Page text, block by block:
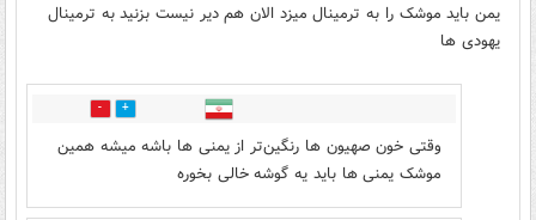
یمن باید موشک را به ترمینال میزد الان هم دیر نیست بزنید به ترمینال
یهودی ها
8
وقتی خون صهیون ها رنگین‌تر از یمنی ها باشه میشه همین
موشک یمنی ها باید یه گوشه خالی بخوره